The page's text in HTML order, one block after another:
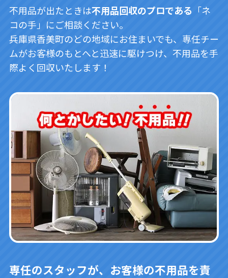
不用品が出たときは不用品回収のプロである 「ネ
コの手」にご相談ください。
兵庫県香美町のどの地域にお住まいでも、専任チー
ムがお客様のもとへと迅速に駆けつけ、不用品を手
際よく回収いたします！
専任のスタッフが、お客様の不用品を責